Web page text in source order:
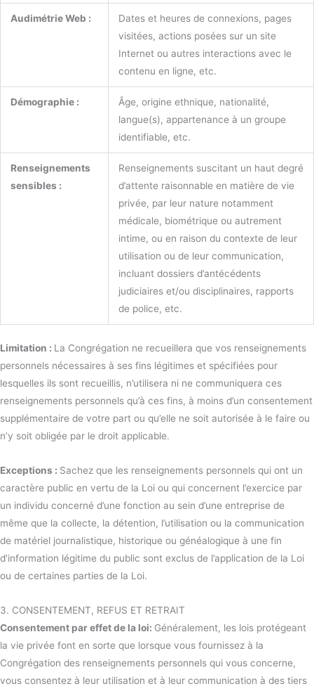
Audimétrie Web :
Dates et heures de connexions, pages
visitées, actions posées sur un site
Internet ou autres interactions avec le
contenu en ligne, etc.
Démographie :
Âge, origine ethnique, nationalité,
langue(s), appartenance à un groupe
identifiable, etc.
Renseignements
sensibles :
Renseignements suscitant un haut degré
d’attente raisonnable en matière de vie
privée, par leur nature notamment
médicale, biométrique ou autrement
intime, ou en raison du contexte de leur
utilisation ou de leur communication,
incluant dossiers d’antécédents
judiciaires et/ou disciplinaires, rapports
de police, etc.
Limitation : La Congrégation ne recueillera que vos renseignements
personnels nécessaires à ses fins légitimes et spécifiées pour
lesquelles ils sont recueillis, n’utilisera ni ne communiquera ces
renseignements personnels qu’à ces fins, à moins d’un consentement
supplémentaire de votre part ou qu’elle ne soit autorisée à le faire ou
n’y soit obligée par le droit applicable.
Exceptions : Sachez que les renseignements personnels qui ont un
caractère public en vertu de la Loi ou qui concernent l’exercice par
un individu concerné d’une fonction au sein d’une entreprise de
même que la collecte, la détention, l’utilisation ou la communication
de matériel journalistique, historique ou généalogique à une fin
d’information légitime du public sont exclus de l’application de la Loi
ou de certaines parties de la Loi.
3. CONSENTEMENT, REFUS ET RETRAIT
Consentement par effet de la loi: Généralement, les lois protégeant
la vie privée font en sorte que lorsque vous fournissez à la
Congrégation des renseignements personnels qui vous concerne,
vous consentez à leur utilisation et à leur communication à des tiers